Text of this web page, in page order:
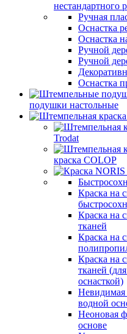
нестандартного
Ручная
Оснастка
Оснастка
Ручной
Ручной
Оснастка
подушки настольные
Trodat
краска COLOP
Краска на
Краска на
тканей
Краска на
Краска на
тканей
оснасткой)
Невидимая
водной
Неоновая
основе